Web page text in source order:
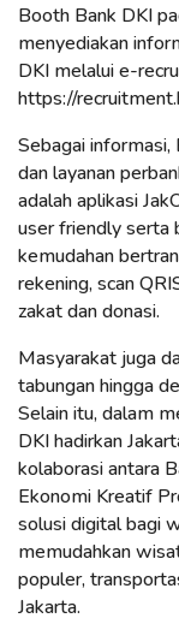
Booth Bank DKI
menyediakan
DKI melalui e-
https://
Sebagai
dan layanan
adalah aplikasi
user friendly serta
kemudahan
rekening, scan
zakat dan donasi.
Masyarakat juga
tabungan hingga
Selain itu, dalam
DKI hadirkan
kolaborasi antara
Ekonomi Kreatif
solusi digital bagi
memudahkan
populer,
Jakarta.